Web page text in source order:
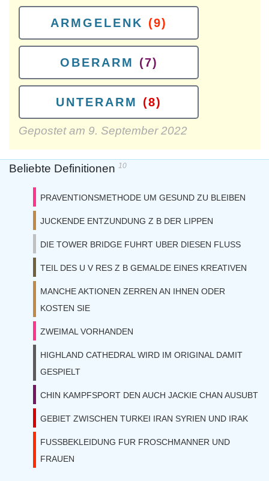
ARMGELENK (9)
OBERARM (7)
UNTERARM (8)
Gepostet am 9. September 2022
Beliebte Definitionen 10
PRAVENTIONSMETHODE UM GESUND ZU BLEIBEN
JUCKENDE ENTZUNDUNG Z B DER LIPPEN
DIE TOWER BRIDGE FUHRT UBER DIESEN FLUSS
TEIL DES U V RES Z B GEMALDE EINES KREATIVEN
MANCHE AKTIONEN ZERREN AN IHNEN ODER
KOSTEN SIE
ZWEIMAL VORHANDEN
HIGHLAND CATHEDRAL WIRD IM ORIGINAL DAMIT
GESPIELT
CHIN KAMPFSPORT DEN AUCH JACKIE CHAN AUSUBT
GEBIET ZWISCHEN TURKEI IRAN SYRIEN UND IRAK
FUSSBEKLEIDUNG FUR FROSCHMANNER UND
FRAUEN